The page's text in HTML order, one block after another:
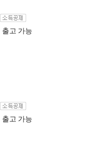
출고 가능
출고 가능